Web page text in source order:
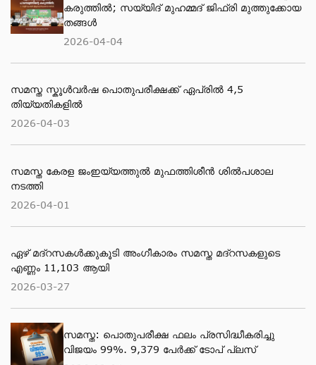
കരുത്തിൽ; സയ്യിദ് മുഹമ്മദ് ജിഫ്രി മുത്തുക്കോയ
തങ്ങള്‍
2026-04-04
സമസ്ത സ്കൂള്‍വര്‍ഷ പൊതുപരീക്ഷക്ക് ഏപ്രില്‍ 4,5
തിയ്യതികളില്‍
2026-04-03
സമസ്ത കേരള ജംഇയ്യത്തുല്‍ മുഫത്തിശീന്‍ ശില്‍പശാല
നടത്തി
2026-04-01
ഏഴ് മദ്റസകള്‍ക്കുകൂടി അംഗീകാരം സമസ്ത മദ്റസകളുടെ
എണ്ണം 11,103 ആയി
2026-03-27
സമസ്ത: പൊതുപരീക്ഷ ഫലം പ്രസിദ്ധീകരിച്ചു
വിജയം 99%. 9,379 പേര്‍ക്ക് ടോപ് പ്ലസ്